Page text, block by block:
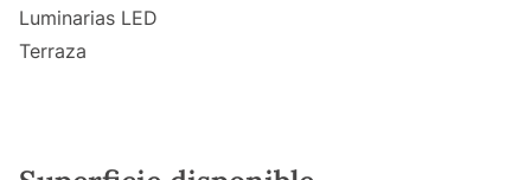
Luminarias LED
Terraza